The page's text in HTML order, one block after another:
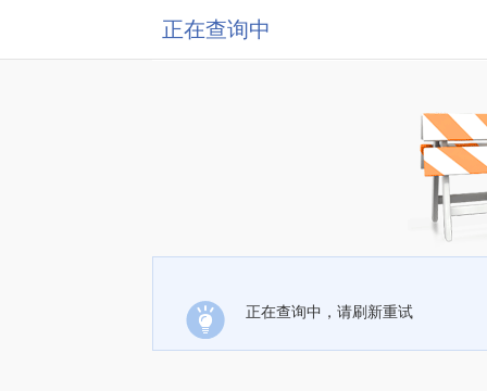
正在查询中
正在查询中，请刷新重试